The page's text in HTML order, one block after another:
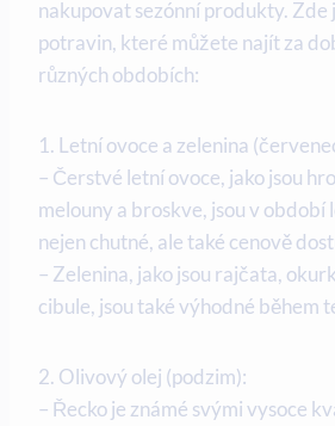
nakupovat sezónní produkty. Zde
potravin, které můžete najít za
různých obdobích:
1. Letní ovoce a zelenina
– Čerstvé letní ovoce, jako jsou
melouny a broskve, jsou v období
nejen chutné, ale také cenově
– Zelenina, jako jsou rajčata,
cibule, jsou také výhodné během
2. Olivový olej (podzim):
– Řecko je známé svými vysoce